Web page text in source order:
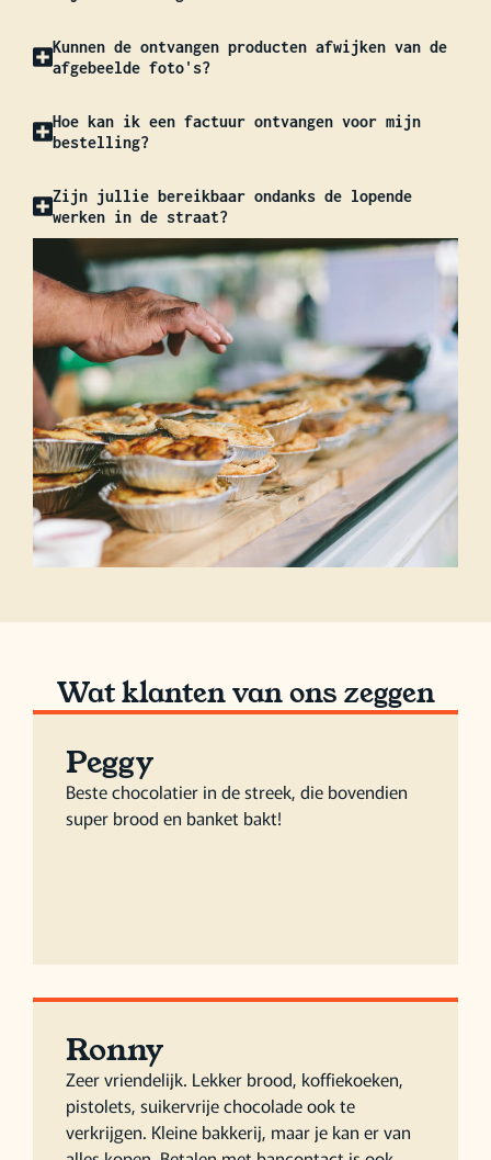
Kunnen de ontvangen producten afwijken van de
afgebeelde foto's?
Hoe kan ik een factuur ontvangen voor mijn
bestelling?
Zijn jullie bereikbaar ondanks de lopende
werken in de straat?
Wat klanten van ons zeggen
Peggy
Beste chocolatier in de streek, die bovendien
super brood en banket bakt!
Ronny
Zeer vriendelijk. Lekker brood, koffiekoeken,
pistolets, suikervrije chocolade ook te
verkrijgen. Kleine bakkerij, maar je kan er van